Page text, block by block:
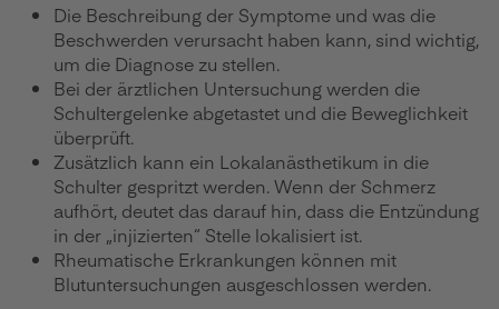
Die Beschreibung der Symptome und was die
Beschwerden verursacht haben kann, sind wichtig,
um die Diagnose zu stellen.
Bei der ärztlichen Untersuchung werden die
Schultergelenke abgetastet und die Beweglichkeit
überprüft.
Zusätzlich kann ein Lokalanästhetikum in die
Schulter gespritzt werden. Wenn der Schmerz
aufhört, deutet das darauf hin, dass die Entzündung
in der „injizierten“ Stelle lokalisiert ist.
Rheumatische Erkrankungen können mit
Blutuntersuchungen ausgeschlossen werden.